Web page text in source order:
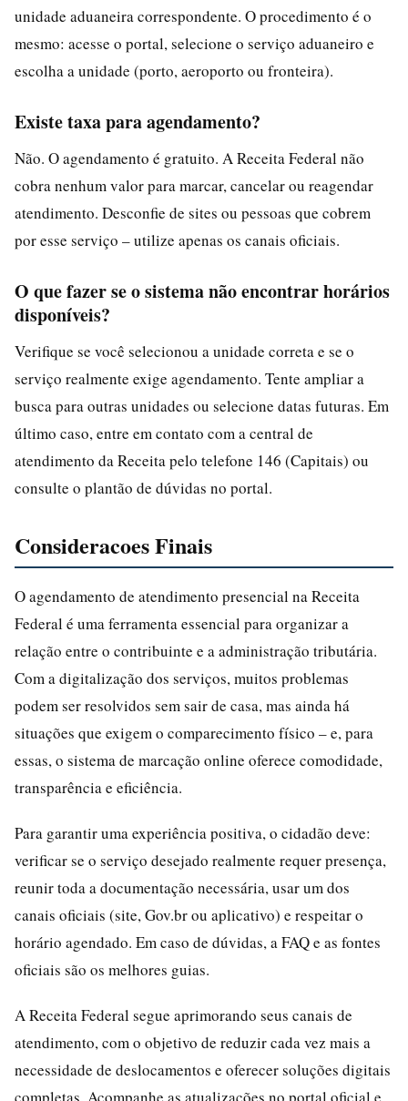
unidade aduaneira correspondente. O procedimento é o
mesmo: acesse o portal, selecione o serviço aduaneiro e
escolha a unidade (porto, aeroporto ou fronteira).
Existe taxa para agendamento?
Não. O agendamento é gratuito. A Receita Federal não
cobra nenhum valor para marcar, cancelar ou reagendar
atendimento. Desconfie de sites ou pessoas que cobrem
por esse serviço – utilize apenas os canais oficiais.
O que fazer se o sistema não encontrar horários
disponíveis?
Verifique se você selecionou a unidade correta e se o
serviço realmente exige agendamento. Tente ampliar a
busca para outras unidades ou selecione datas futuras. Em
último caso, entre em contato com a central de
atendimento da Receita pelo telefone 146 (Capitais) ou
consulte o plantão de dúvidas no portal.
Consideracoes Finais
O agendamento de atendimento presencial na Receita
Federal é uma ferramenta essencial para organizar a
relação entre o contribuinte e a administração tributária.
Com a digitalização dos serviços, muitos problemas
podem ser resolvidos sem sair de casa, mas ainda há
situações que exigem o comparecimento físico – e, para
essas, o sistema de marcação online oferece comodidade,
transparência e eficiência.
Para garantir uma experiência positiva, o cidadão deve:
verificar se o serviço desejado realmente requer presença,
reunir toda a documentação necessária, usar um dos
canais oficiais (site, Gov.br ou aplicativo) e respeitar o
horário agendado. Em caso de dúvidas, a FAQ e as fontes
oficiais são os melhores guias.
A Receita Federal segue aprimorando seus canais de
atendimento, com o objetivo de reduzir cada vez mais a
necessidade de deslocamentos e oferecer soluções digitais
completas. Acompanhe as atualizações no portal oficial e